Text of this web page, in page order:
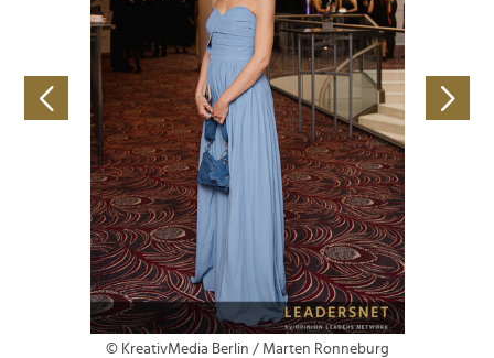
© KreativMedia Berlin / Marten Ronneburg